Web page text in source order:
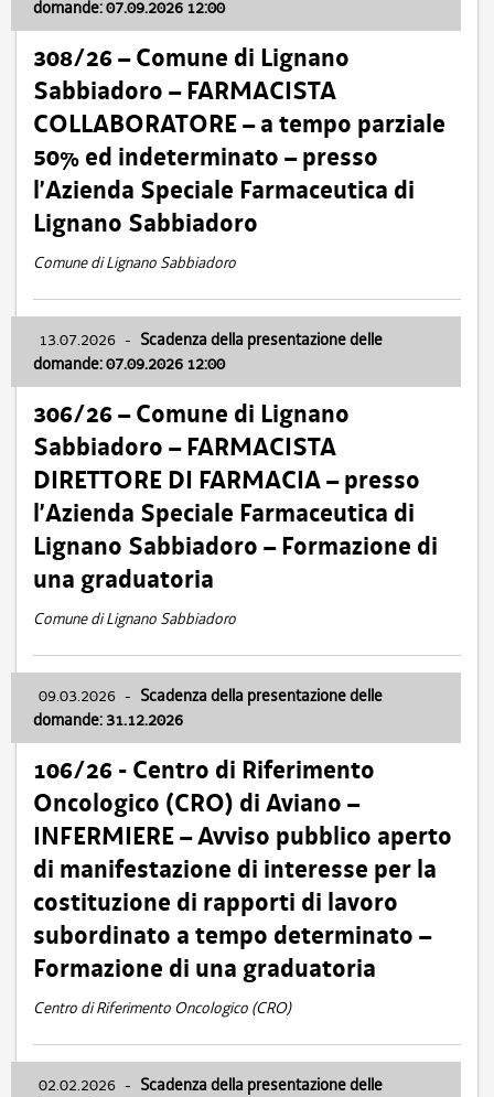
domande: 07.09.2026 12:00
308/26 – Comune di Lignano
Sabbiadoro – FARMACISTA
COLLABORATORE – a tempo parziale
50% ed indeterminato – presso
l’Azienda Speciale Farmaceutica di
Lignano Sabbiadoro
Comune di Lignano Sabbiadoro
13.07.2026 - Scadenza della presentazione delle
domande: 07.09.2026 12:00
306/26 – Comune di Lignano
Sabbiadoro – FARMACISTA
DIRETTORE DI FARMACIA – presso
l’Azienda Speciale Farmaceutica di
Lignano Sabbiadoro – Formazione di
una graduatoria
Comune di Lignano Sabbiadoro
09.03.2026 - Scadenza della presentazione delle
domande: 31.12.2026
106/26 - Centro di Riferimento
Oncologico (CRO) di Aviano –
INFERMIERE – Avviso pubblico aperto
di manifestazione di interesse per la
costituzione di rapporti di lavoro
subordinato a tempo determinato –
Formazione di una graduatoria
Centro di Riferimento Oncologico (CRO)
02.02.2026 - Scadenza della presentazione delle